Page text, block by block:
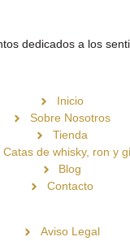
dedicados a los
Inicio
Sobre Nosotros
Tienda
Catas de whisky, ron y
Blog
Contacto
Aviso Legal